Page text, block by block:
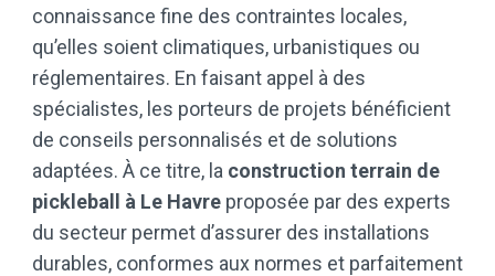
connaissance fine des contraintes locales,
qu’elles soient climatiques, urbanistiques ou
réglementaires. En faisant appel à des
spécialistes, les porteurs de projets bénéficient
de conseils personnalisés et de solutions
adaptées. À ce titre, la construction terrain de
pickleball à Le Havre proposée par des experts
du secteur permet d’assurer des installations
durables, conformes aux normes et parfaitement